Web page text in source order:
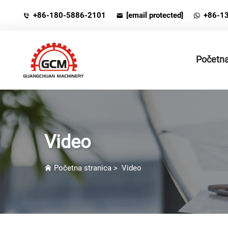
+86-180-5886-2101 [email protected] +86-
Video
Početna stranica > Video